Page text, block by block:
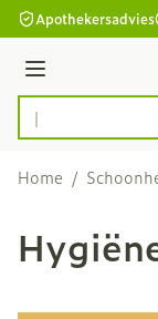
Ga naar de inhoud
Apothekersadvies
Menu
Product, merk,
Home /